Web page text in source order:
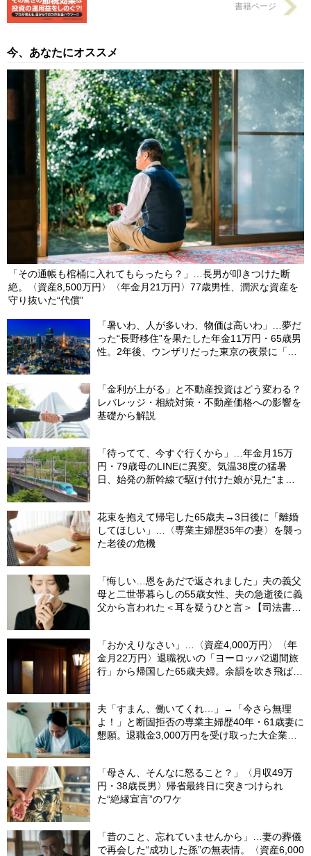
書籍ページ
今、あなたにオススメ
「その通帳も棺桶に入れてもらったら？」…長男が叩きつけた断
絶。〈資産8,500万円〉〈年金月21万円〉77歳男性、潤沢な資産を
守り抜いた“代償”
「暑いわ、人が多いわ、物価は高いわ」…夢だ
った“長野移住”を果たした年金11万円・65歳男
性。2年後、ウンザリだった東京の夜景に「癒
「金利が上がる」と不動産投資はどう変わる？
レバレッジ・相続対策・不動産価格への影響を
基礎から解説
「待ってて、今すぐ行くから」…年金月15万
円・79歳母のLINEに異変。気温38度の猛暑
日、始発の新幹線で駆け付けた娘が見た“まさ
花束を抱えて帰宅した65歳夫→3日後に「離婚
してほしい」…〈専業主婦歴35年の妻〉を襲っ
た老後の危機
「悔しい…恩をあだで返されました」夫の義父
母と二世帯暮らしの55歳女性、夫の急逝後に義
父から言われた＜耳を疑うひと言＞【司法書士
「おかえりなさい」…〈資産4,000万円〉〈年
金月22万円〉退職祝いの「ヨーロッパ2週間旅
行」から帰国した65歳夫婦。余韻を吹き飛ばし
夫「すまん、働いてくれ…」→「今さら無理
よ！」と断固拒否の専業主婦歴40年・61歳妻に
懇願。退職金3,000万円を受け取った大企業元
「母さん、そんなに怒ること？」〈月収49万
円・38歳長男〉帰省最終日に突きつけられ
た“絶縁宣言”のワケ
「昔のこと、忘れていませんから」…妻の葬儀
で再会した“成功した孫”の無表情。〈資産6,000